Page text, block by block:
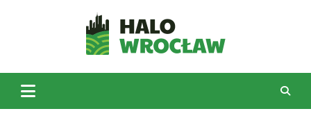
HaloWrocław.pl